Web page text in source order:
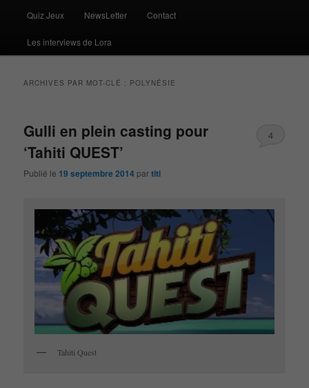
Quiz Jeux NewsLetter Contact
Les interviews de Lora
ARCHIVES PAR MOT-CLÉ : POLYNÉSIE
Gulli en plein casting pour
‘Tahiti QUEST’
Publié le 19 septembre 2014 partiti
4
Tahiti Quest